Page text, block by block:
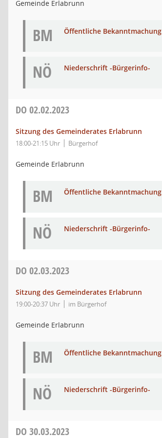
Gemeinde Erlabrunn
BM Öffentliche Bekanntmachung
NÖ Niederschrift -Bürgerinfo-
DO 02.02.2023
Sitzung des Gemeinderates Erlabrunn
18:00-21:15 Uhr Bürgerhof
Gemeinde Erlabrunn
BM Öffentliche Bekanntmachung
NÖ Niederschrift -Bürgerinfo-
DO 02.03.2023
Sitzung des Gemeinderates Erlabrunn
19:00-20:37 Uhr im Bürgerhof
Gemeinde Erlabrunn
BM Öffentliche Bekanntmachung
NÖ Niederschrift -Bürgerinfo-
DO 30.03.2023